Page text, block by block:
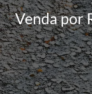
Venda por